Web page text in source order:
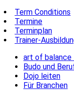
Term Conditions
Termine
Terminplan
Trainer-
art of balance
Budo und
Dojo leiten
Für Branchen